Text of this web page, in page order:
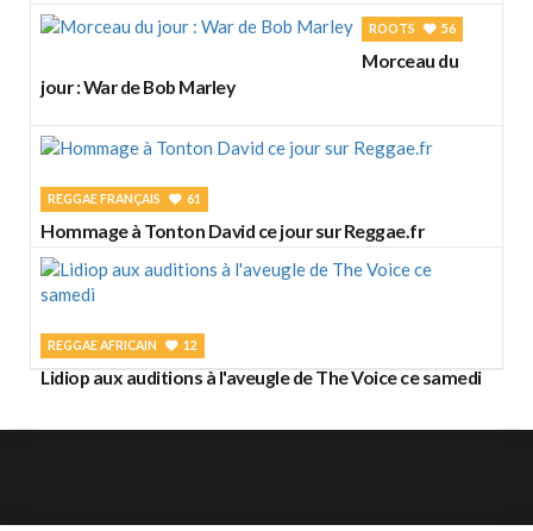
ROOTS 56
Morceau du
jour : War de Bob Marley
REGGAE FRANÇAIS 61
Hommage à Tonton David ce jour sur Reggae.fr
REGGAE AFRICAIN 12
Lidiop aux auditions à l'aveugle de The Voice ce samedi